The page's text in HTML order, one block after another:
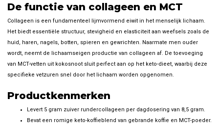
De functie van collageen en MCT
Collageen is een fundamenteel lijmvormend eiwit in het menselijk lichaam.
Het biedt essentiële structuur, stevigheid en elasticiteit aan weefsels zoals de
huid, haren, nagels, botten, spieren en gewrichten. Naarmate men ouder
wordt, neemt de lichaamseigen productie van collageen af. De toevoeging
van MCT-vetten uit kokosnoot sluit perfect aan op het keto-dieet, waarbij deze
specifieke vetzuren snel door het lichaam worden opgenomen.
Productkenmerken
Levert 5 gram zuiver rundercollageen per dagdosering van 8,5 gram.
Bevat een romige keto-koffieblend van gebrande koffie en MCT-poeder.